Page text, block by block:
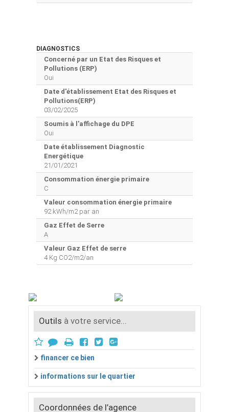
DIAGNOSTICS
Concerné par un Etat des Risques et
Pollutions (ERP)
Oui
Date d'établissement Etat des Risques et
Pollutions(ERP)
03/02/2025
Soumis à l'affichage du DPE
Oui
Date établissement Diagnostic
Energétique
21/01/2021
Consommation énergie primaire
C
Valeur consommation énergie primaire
92 kWh/m2 par an
Gaz Effet de Serre
A
Valeur Gaz Effet de serre
4 Kg CO2/m2/an
Outils à votre service...
financer ce bien
informations sur le quartier
Coordonnées de l’agence